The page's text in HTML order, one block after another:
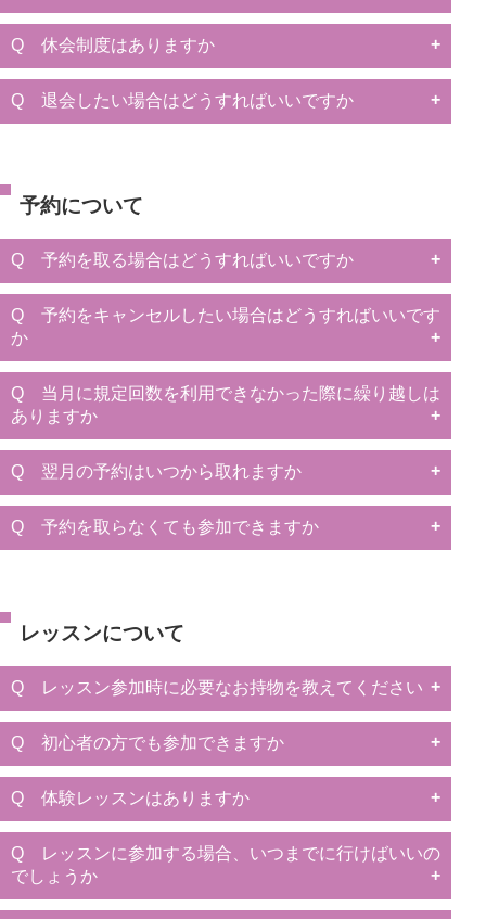
Q 休会制度はありますか
Q 退会したい場合はどうすればいいですか
予約について
Q 予約を取る場合はどうすればいいですか
Q 予約をキャンセルしたい場合はどうすればいいです
か
Q 当月に規定回数を利用できなかった際に繰り越しは
ありますか
Q 翌月の予約はいつから取れますか
Q 予約を取らなくても参加できますか
レッスンについて
Q レッスン参加時に必要なお持物を教えてください
Q 初心者の方でも参加できますか
Q 体験レッスンはありますか
Q レッスンに参加する場合、いつまでに行けばいいの
でしょうか